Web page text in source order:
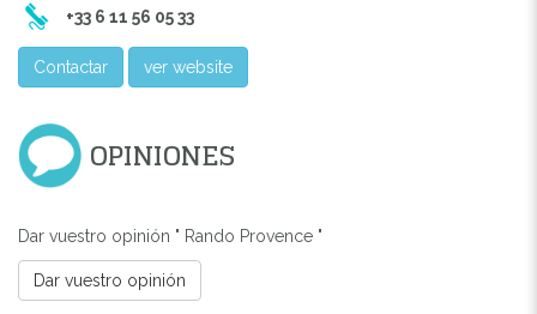
+33 6 11 56 05 33
Contactar ver website
OPINIONES
Dar vuestro opinión " Rando Provence "
Dar vuestro opinión